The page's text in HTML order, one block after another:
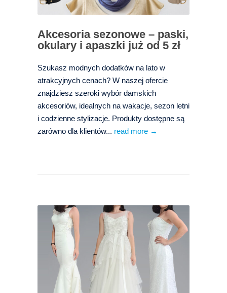
Akcesoria sezonowe – paski,
okulary i apaszki już od 5 zł
Szukasz modnych dodatków na lato w
atrakcyjnych cenach? W naszej ofercie
znajdziesz szeroki wybór damskich
akcesoriów, idealnych na wakacje, sezon letni
i codzienne stylizacje. Produkty dostępne są
zarówno dla klientów... read more →